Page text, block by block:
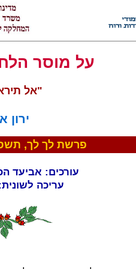
על מוסר
"אל
ירון
פרשת לך לך, תשס"ו,
עורכים: אביעד
עריכה